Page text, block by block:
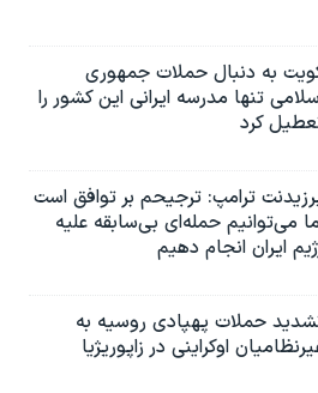
به دنبال حملات جمهوری
تنها مدرسه ایرانی این کشور را
کرد
ترامپ: ترجیحم بر توافق است
می‌توانیم حمله‌ای بی‌سابقه علیه
ایران انجام دهیم
حملات پهپادی روسیه به
اوکراینی در زاپوریژیا